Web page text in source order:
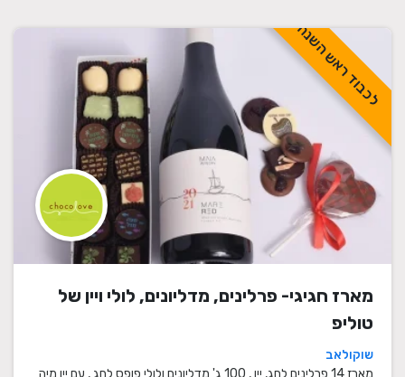
לכבוד ראש השנה
מארז חגיגי- פרלינים, מדליונים, לולי ויין של
טוליפ
שוקולאב
מארז 14 פרלינים לחג, יין , 100 ג' מדליונים ולולי פופס לחג , עם יין מיה